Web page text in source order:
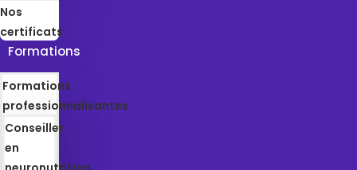
Nos
certificats
Formations
Formations
professionnalisantes
Conseiller
en